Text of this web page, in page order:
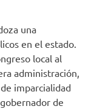
una
en el estado.
local al
administración,
imparcialidad
de